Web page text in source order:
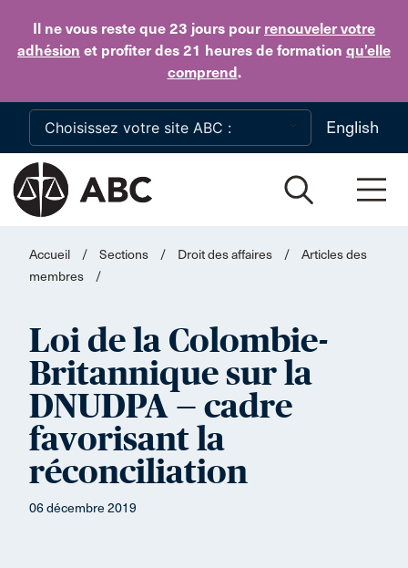
Il ne vous reste que 23 jours pour renouveler votre
adhésion et profiter des 21 heures de formation qu’elle
comprend.
Skip to main content
English
Accueil / Sections / Droit des affaires /
Articles des
membres
/
Loi de la Colombie-
Britannique sur la
DNUDPA — cadre
favorisant la
réconciliation
06 décembre 2019